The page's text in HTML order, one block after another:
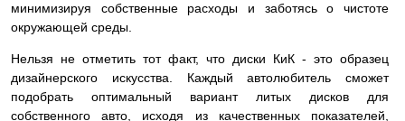
минимизируя собственные расходы и заботясь о чистоте
окружающей среды.
Нельзя не отметить тот факт, что диски КиК - это образец
дизайнерского искусства. Каждый автолюбитель сможет
подобрать оптимальный вариант литых дисков для
собственного авто, исходя из качественных показателей,